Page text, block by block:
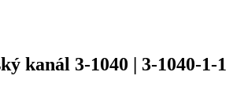
kanál 3-1040 | 3-1040-1-1